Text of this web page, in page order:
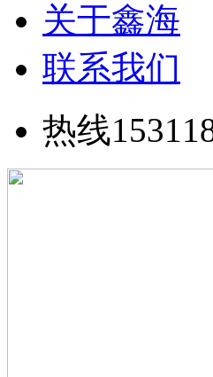
关于鑫海
联系我们
热线